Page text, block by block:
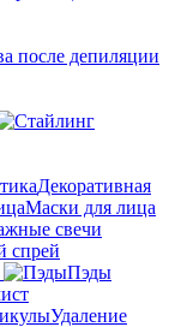
Декоративная
Маски для лица
Пэды
Удаление